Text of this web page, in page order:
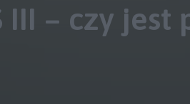
III – czy jest